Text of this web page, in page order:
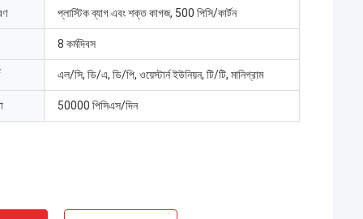
প্লাস্টিক ব্যাগ এবং শক্ত কাগজ, 500 পিসি/কার্টন
8 কর্মদিবস
এল/সি, ডি/এ, ডি/পি, ওয়েস্টার্ন ইউনিয়ন, টি/টি, মানিগ্রাম
50000 পিসিএস/দিন